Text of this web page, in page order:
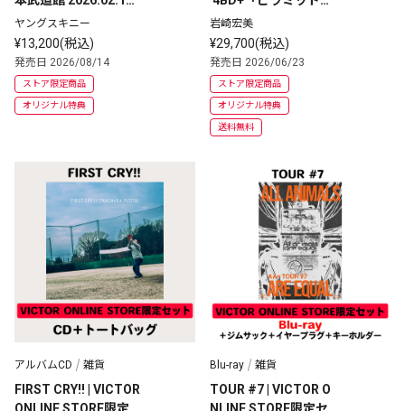
VOS限定盤 | Blu-ray+
BOOK+GOODS
ヤングスキニー
¥13,200(税込)
発売日 2026/08/14
ストア限定商品
オリジナル特典
Blu-ray
岩崎宏美
¥29,700(税込)
発売日 2026/06/23
ストア限定商品
オリジナル特典
送料無料
アルバムCD 雑貨
FIRST CRY!! | VICTOR
Blu-ray 雑貨
TOUR #7 | VICTOR O